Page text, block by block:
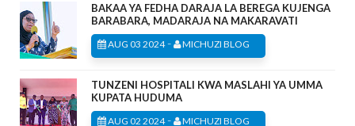
BAKAA YA FEDHA DARAJA LA BEREGA KUJENGA
BARABARA, MADARAJA NA MAKARAVATI
AUG 03 2024- MICHUZI BLOG
TUNZENI HOSPITALI KWA MASLAHI YA UMMA
KUPATA HUDUMA
AUG 02 2024- MICHUZI BLOG